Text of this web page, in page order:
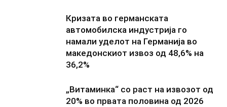
Кризата во германската
автомобилска индустрија го
намали уделот на Германија во
македонскиот извоз од 48,6% на
36,2%
„Витаминка“ со раст на извозот од
20% во првата половина од 2026